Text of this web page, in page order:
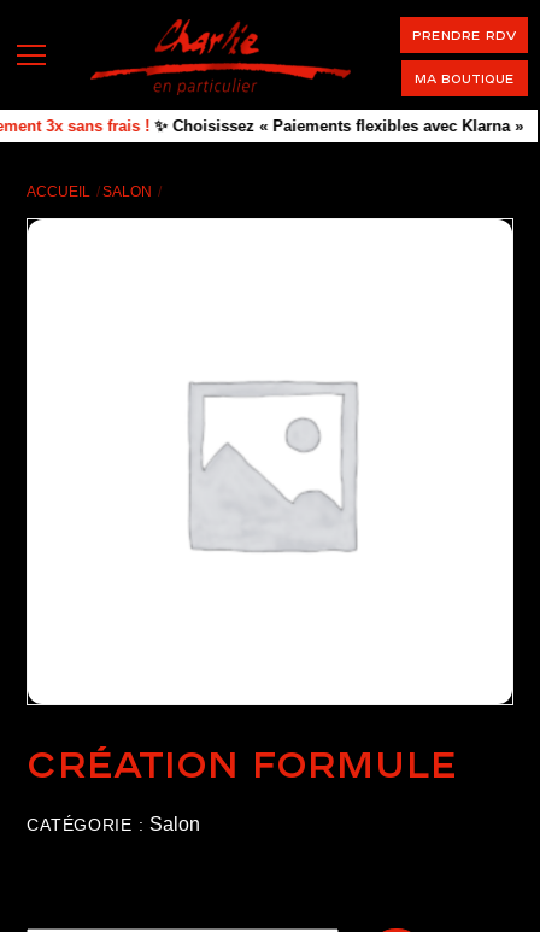
Menu
PRENDRE RDV
Ma boutique
3x sans frais ! ✨ Choisissez « Paiements flexibles avec Klarna »
ACCUEIL SALON
Création formule
CATÉGORIE : Salon